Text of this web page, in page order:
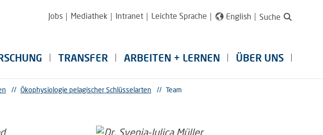
Jobs Mediathek Intranet Leichte Sprache English Suche
TRANSFER ARBEITEN + LERNEN ÜBER UNS
// Ökophysiologie pelagischer Schlüsselarten // Team